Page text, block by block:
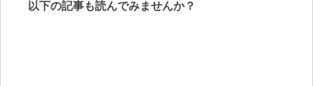
以下の記事も読んでみませんか？